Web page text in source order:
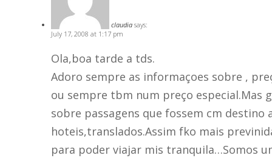
claudia says:
July 17, 2008 at 1:17 pm
Ola,boa tarde a tds.
Adoro sempre as informaçoes sobre ,
ou sempre tbm num preço especial.Mas
sobre passagens que fossem cm destino
hoteis,translados.Assim fko mais
para poder viajar mis tranquila…Somos